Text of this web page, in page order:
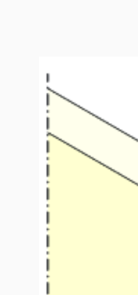
LED
Anschlussprofil
Geeignet für
Schiene ohne